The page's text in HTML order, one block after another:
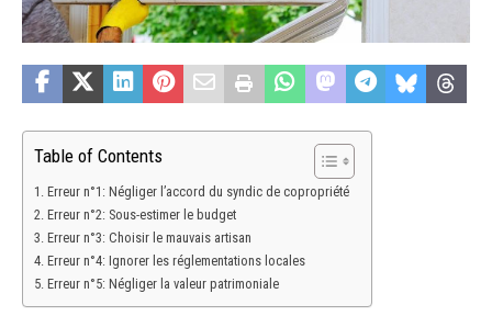
Table of Contents
Erreur n°1: Négliger l’accord du syndic de copropriété
Erreur n°2: Sous-estimer le budget
Erreur n°3: Choisir le mauvais artisan
Erreur n°4: Ignorer les réglementations locales
Erreur n°5: Négliger la valeur patrimoniale